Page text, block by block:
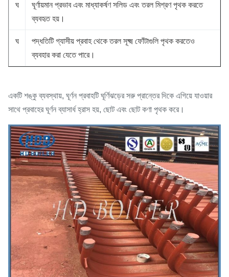
ঘ
ঘূর্ণায়মান প্রভাব এবং মাধ্যাকর্ষণ সলিড এবং তরল মিশ্রণ পৃথক করতে
ব্যবহৃত হয়।
ঘ
পদ্ধতিটি গ্যাসীয় প্রবাহ থেকে তরল সূক্ষ্ম ফোঁটাগুলি পৃথক করতেও
ব্যবহার করা যেতে পারে।
একটি শঙ্কু ব্যবস্থায়, ঘূর্ণন প্রবাহটি ঘূর্ণিঝড়ের সরু প্রান্তের দিকে এগিয়ে যাওয়ার
সাথে প্রবাহের ঘূর্ণন ব্যাসার্ধ হ্রাস হয়, ছোট এবং ছোট কণা পৃথক করে।